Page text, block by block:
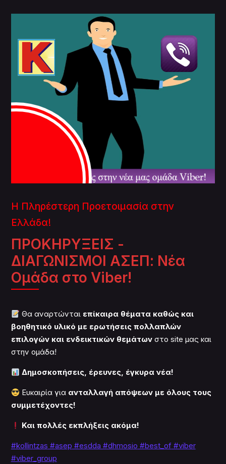
Η Πληρέστερη Προετοιμασία στην
Ελλάδα!
ΠΡΟΚΗΡΥΞΕΙΣ -
ΔΙΑΓΩΝΙΣΜΟΙ ΑΣΕΠ: Νέα
Ομάδα στο Viber!
Θα αναρτώνται επίκαιρα θέματα καθώς και
βοηθητικό υλικό με ερωτήσεις πολλαπλών
επιλογών και ενδεικτικών θεμάτων στο site μας και
στην ομάδα!
Δημοσκοπήσεις, έρευνες, έγκυρα νέα!
Ευκαιρία για ανταλλαγή απόψεων με όλους τους
συμμετέχοντες!
Και πολλές εκπλήξεις ακόμα!
#kollintzas #asep #esdda #dhmosio #best_of#viber
#viber_group